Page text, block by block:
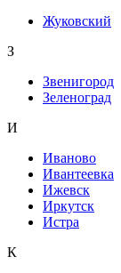
Жуковский
З
Звенигород
Зеленоград
И
Иваново
Ивантеевка
Ижевск
Иркутск
Истра
К